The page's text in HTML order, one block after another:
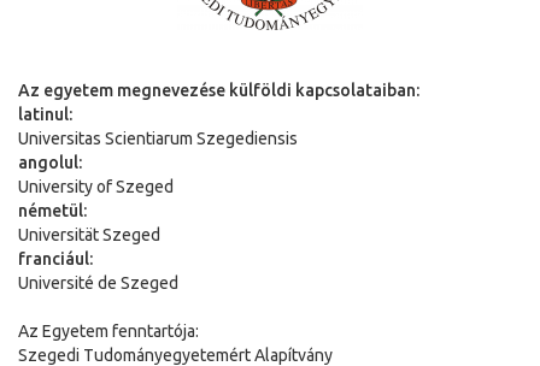
Az egyetem megnevezése külföldi kapcsolataiban:
latinul:
Universitas Scientiarum Szegediensis
angolul:
University of Szeged
németül:
Universität Szeged
franciául:
Université de Szeged
Az Egyetem fenntartója:
Szegedi Tudományegyetemért Alapítvány